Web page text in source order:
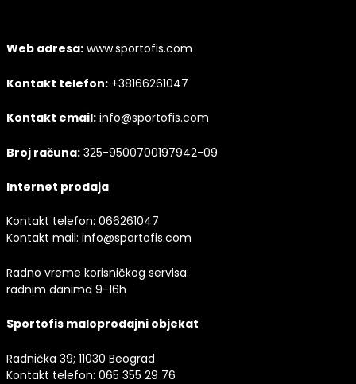
Web adresa: www.sportofis.com
Kontakt telefon: +38166261047
Kontakt email: info@sportofis.com
Broj računa: 325-9500700197942-09
Internet prodaja
Kontakt telefon: 066261047
Kontakt mail: info@sportofis.com
Radno vreme korisničkog servisa:
radnim danima 9-16h
Sportofis maloprodajni objekat
Radnička 39; 11030 Beograd
Kontakt telefon: 065 355 29 76